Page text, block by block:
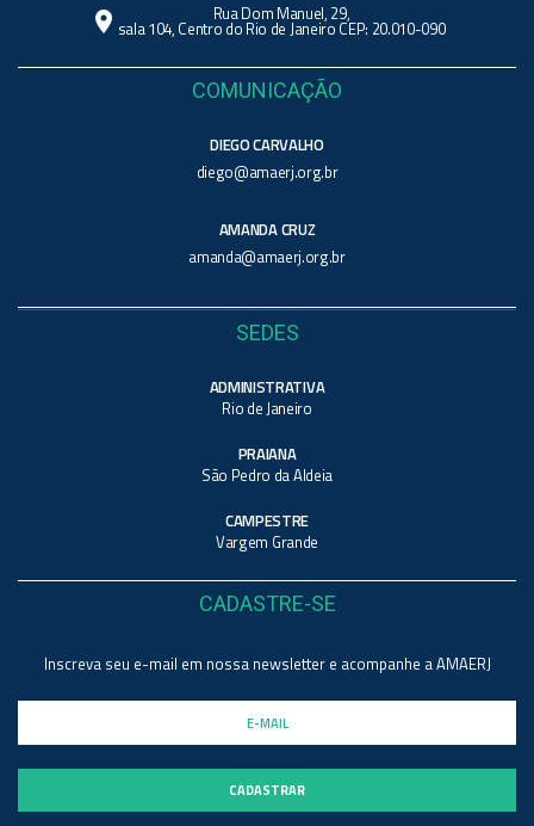
location_on Rua Dom Manuel, 29,
sala 104, Centro do Rio de Janeiro CEP: 20.010-090
COMUNICAÇÃO
DIEGO CARVALHO
diego@amaerj.org.br
AMANDA CRUZ
amanda@amaerj.org.br
SEDES
ADMINISTRATIVA
Rio de Janeiro
PRAIANA
São Pedro da Aldeia
CAMPESTRE
Vargem Grande
CADASTRE-SE
Inscreva seu e-mail em nossa newsletter e acompanhe a AMAERJ